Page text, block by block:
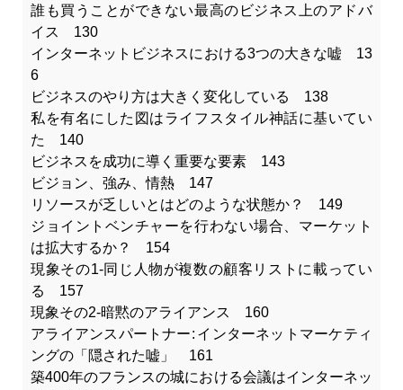
誰も買うことができない最高のビジネス上のアドバ
イス 130
インターネットビジネスにおける3つの大きな嘘 13
6
ビジネスのやり方は大きく変化している 138
私を有名にした図はライフスタイル神話に基いてい
た 140
ビジネスを成功に導く重要な要素 143
ビジョン、強み、情熱 147
リソースが乏しいとはどのような状態か？ 149
ジョイントベンチャーを行わない場合、マーケット
は拡大するか？ 154
現象その1-同じ人物が複数の顧客リストに載ってい
る 157
現象その2-暗黙のアライアンス 160
アライアンスパートナー: インターネットマーケティ
ングの「隠された嘘」 161
築400年のフランスの城における会議はインターネッ